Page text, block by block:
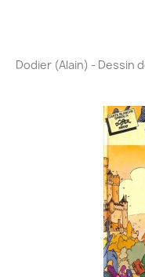
Dodier (Alain) - Dessin